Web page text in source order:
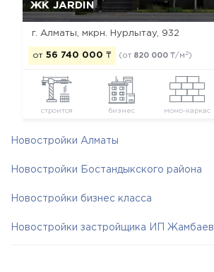
ЖК JARDIN
г. Алматы, мкрн. Нурлытау, 932
от 56 740 000 ₸ (от 820 000 ₸/м 2)
строится бизнес моно-каркас
Новостройки Алматы
Новостройки Бостандыкского района
Новостройки бизнес класса
Новостройки застройщика ИП Жамбаев